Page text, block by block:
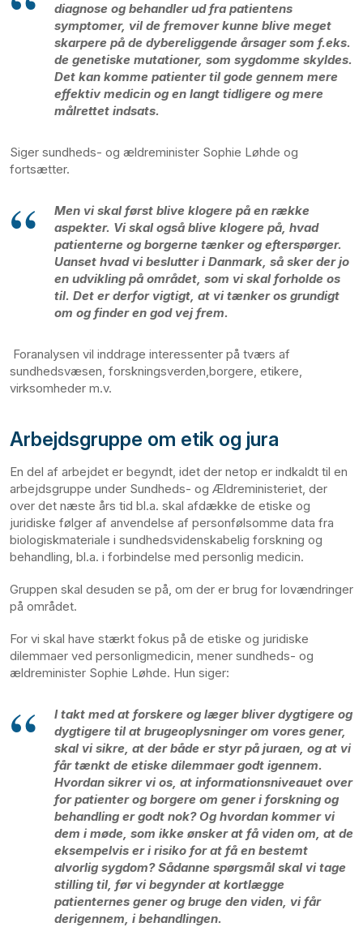
diagnose og behandler ud fra patientens
symptomer, vil de fremover kunne blive meget
skarpere på de dybereliggende årsager som f.eks.
de genetiske mutationer, som sygdomme skyldes.
Det kan komme patienter til gode gennem mere
effektiv medicin og en langt tidligere og mere
målrettet indsats.
Siger sundheds- og ældreminister Sophie Løhde og
fortsætter.
Men vi skal først blive klogere på en række
aspekter. Vi skal også blive klogere på, hvad
patienterne og borgerne tænker og efterspørger.
Uanset hvad vi beslutter i Danmark, så sker der jo
en udvikling på området, som vi skal forholde os
til. Det er derfor vigtigt, at vi tænker os grundigt
om og finder en god vej frem.
Foranalysen vil inddrage interessenter på tværs af
sundhedsvæsen, forskningsverden,borgere, etikere,
virksomheder m.v.
Arbejdsgruppe om etik og jura
En del af arbejdet er begyndt, idet der netop er indkaldt til en
arbejdsgruppe under Sundheds- og Ældreministeriet, der
over det næste års tid bl.a. skal afdække de etiske og
juridiske følger af anvendelse af personfølsomme data fra
biologiskmateriale i sundhedsvidenskabelig forskning og
behandling, bl.a. i forbindelse med personlig medicin.
Gruppen skal desuden se på, om der er brug for lovændringer
på området.
For vi skal have stærkt fokus på de etiske og juridiske
dilemmaer ved personligmedicin, mener sundheds- og
ældreminister Sophie Løhde. Hun siger:
I takt med at forskere og læger bliver dygtigere og
dygtigere til at brugeoplysninger om vores gener,
skal vi sikre, at der både er styr på juraen, og at vi
får tænkt de etiske dilemmaer godt igennem.
Hvordan sikrer vi os, at informationsniveauet over
for patienter og borgere om gener i forskning og
behandling er godt nok? Og hvordan kommer vi
dem i møde, som ikke ønsker at få viden om, at de
eksempelvis er i risiko for at få en bestemt
alvorlig sygdom? Sådanne spørgsmål skal vi tage
stilling til, før vi begynder at kortlægge
patienternes gener og bruge den viden, vi får
derigennem, i behandlingen.